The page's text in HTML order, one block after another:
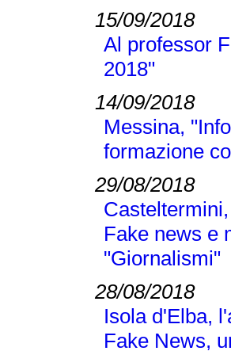
15/09/2018
Al professor
2018"
14/09/2018
Messina,
formazione
29/08/2018
Fake news e
"Giornalismi"
28/08/2018
Isola d'Elba,
Fake News,